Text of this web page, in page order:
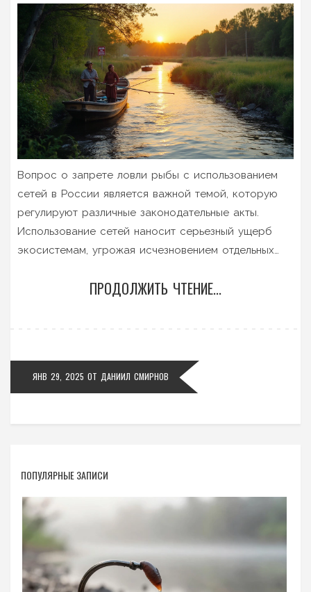
Вопрос о запрете ловли рыбы с использованием
сетей в России является важной темой, которую
регулируют различные законодательные акты.
Использование сетей наносит серьезный ущерб
экосистемам, угрожая исчезновением отдельных
Данная статья объясняет причины запрета сетей,
в стране. Проведение рыбалки с соблюдением
закона способствует сохранению экосистем,
ПРОДОЛЖИТЬ ЧТЕНИЕ...
ЯНВ 29, 2025 ОТ ДАНИИЛ СМИРНОВ
ПОПУЛЯРНЫЕ ЗАПИСИ